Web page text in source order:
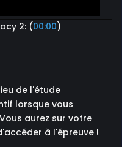
2: (00:00)
de l'étude
lorsque vous
aurez sur votre
à l'épreuve !